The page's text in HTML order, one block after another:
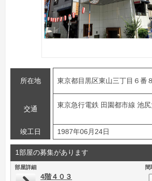
所在地 東京都目黒区東山三丁目６番
交通
東京急行電鉄 田園都市線 池
竣工日 1987年06月24日
1部屋の募集があります
部屋詳細
4階４０３